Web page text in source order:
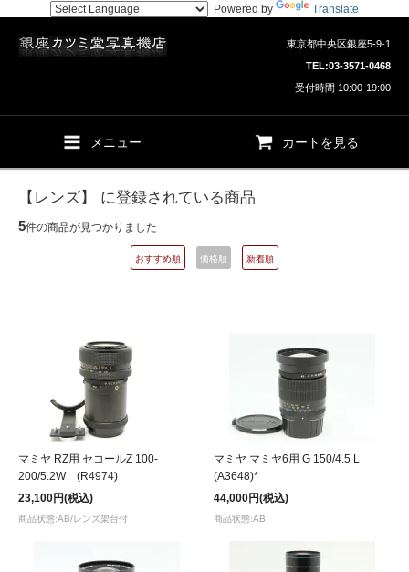
Powered by Translate
東京都中央区銀座5-9-1
TEL:03-3571-0468
受付時間 10:00-19:00
メニュー カートを見る
【レンズ】 に登録されている商品
5件の商品が見つかりました
おすすめ順 価格順 新着順
マミヤ RZ用 セコールZ 100-
200/5.2W (R4974)
23,100円(税込)
商品状態:AB/レンズ架台付
マミヤ マミヤ6用 G 150/4.5 L
(A3648)*
44,000円(税込)
商品状態:AB